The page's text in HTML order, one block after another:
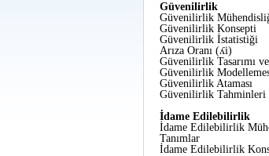
Güvenilirlik
Güvenilirlik
Güvenilirlik Konsepti
Güvenilirlik İstatistiği
Arıza Oranı (ʎi)
Güvenilirlik Tasarımı
Güvenilirlik
Güvenilirlik Ataması
Güvenilirlik Tahminleri
İdame Edilebilirlik
İdame Edilebilirlik
Tanımlar
İdame Edilebilirlik